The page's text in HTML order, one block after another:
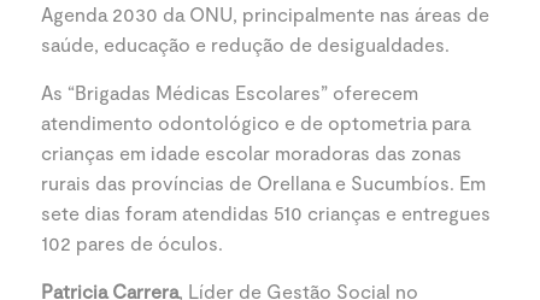
Agenda 2030 da ONU, principalmente nas áreas de
saúde, educação e redução de desigualdades.
As “Brigadas Médicas Escolares” oferecem
atendimento odontológico e de optometria para
crianças em idade escolar moradoras das zonas
rurais das províncias de Orellana e Sucumbíos. Em
sete dias foram atendidas 510 crianças e entregues
102 pares de óculos.
Patricia Carrera, Líder de Gestão Social no